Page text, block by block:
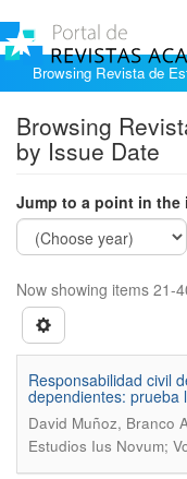
Browsing Revista de
Browsing
by Issue Date
Jump to a point in the
Now showing items 21-
Responsabilidad civil
dependientes: prueba
David Muñoz, Branco
Estudios Ius Novum;